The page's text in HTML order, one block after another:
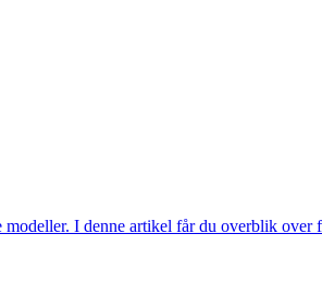
I denne artikel får du overblik